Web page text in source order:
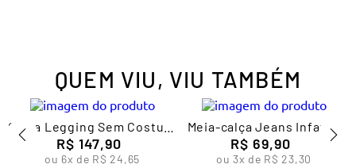
QUEM VIU, VIU TAMBÉM
Calça Legging Sem Costura
Feminina Lupo
R$ 147,90
ou 6x de R$ 24,65
Meia-calça Jeans Infantil
Feminina Lupo
R$ 69,90
ou3x de R$ 23,30